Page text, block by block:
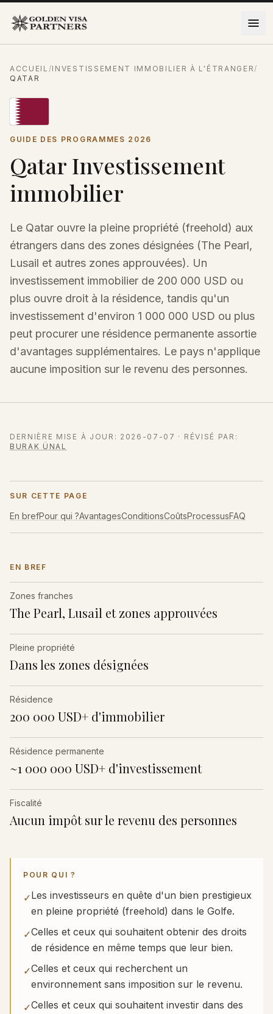
ACCUEIL /INVESTISSEMENT IMMOBILIER À L'ÉTRANGER/
QATAR
GUIDE DES PROGRAMMES 2026
Qatar Investissement
immobilier
Le Qatar ouvre la pleine propriété (freehold) aux
étrangers dans des zones désignées (The Pearl,
Lusail et autres zones approuvées). Un
investissement immobilier de 200 000 USD ou
plus ouvre droit à la résidence, tandis qu'un
investissement d'environ 1 000 000 USD ou plus
peut procurer une résidence permanente assortie
d'avantages supplémentaires. Le pays n'applique
aucune imposition sur le revenu des personnes.
DERNIÈRE MISE À JOUR : 2026-07-07 · RÉVISÉ PAR :
BURAK ÜNAL
SUR CETTE PAGE
En brefPour qui ?AvantagesConditionsCoûtsProcessusFAQ
EN BREF
Zones franches
The Pearl, Lusail et zones approuvées
Pleine propriété
Dans les zones désignées
Résidence
200 000 USD+ d'immobilier
Résidence permanente
~1 000 000 USD+ d'investissement
Fiscalité
Aucun impôt sur le revenu des personnes
POUR QUI ?
✓Les investisseurs en quête d'un bien prestigieux
en pleine propriété (freehold) dans le Golfe.
✓Celles et ceux qui souhaitent obtenir des droits
de résidence en même temps que leur bien.
✓Celles et ceux qui recherchent un
environnement sans imposition sur le revenu.
✓Celles et ceux qui souhaitent investir dans des